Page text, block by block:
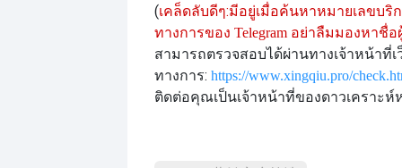
(เคล็ดลับดีๆ:มีอยู่เมื่อค้นหาหมายเลขบริ
ทางการของ Telegram อย่าลืมมองหาชื่อ
สามารถตรวจสอบได้ผ่านทางเจ้าหน้าที่เ
ทางการ: https://www.xingqiu.pro/
ติดต่อคุณเป็นเจ้าหน้าที่ของดาวเคราะห์